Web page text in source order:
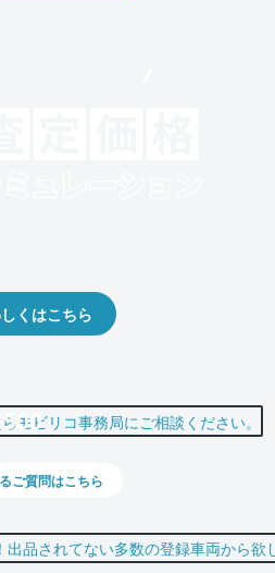
くはこちら
ご質問はこちら